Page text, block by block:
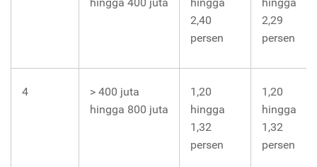
2,40
persen
2,29
persen
4
> 400 juta
hingga 800 juta
1,20
hingga
1,32
persen
1,20
hingga
1,32
persen